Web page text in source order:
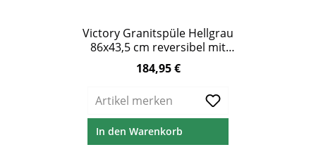
Victory Granitspüle Hellgrau
86x43,5 cm reversibel mit
Abtropffläche &
Excenterbedienung
Regulärer Preis:
184,95 €
Artikel merken
In den Warenkorb